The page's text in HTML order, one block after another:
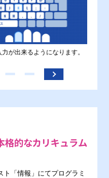
が出来るようになります。
格的なカリキュラム
「情報」にてプログラミ